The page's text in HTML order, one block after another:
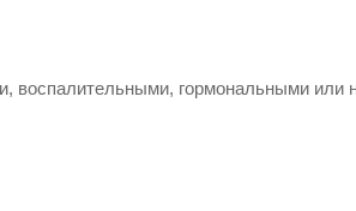
гормональными или